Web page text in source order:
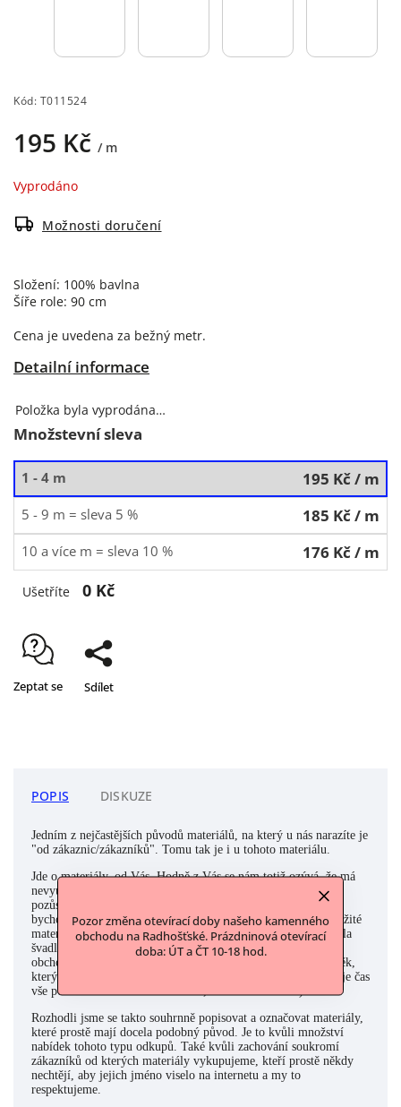
Pozor změna otevírací doby našeho kamenného
obchodu na Radhošťské. Prázdninová otevírací
doba: ÚT a ČT 10-18 hod.
Kód: T011524
195 Kč / m
Vyprodáno
Možnosti doručení
Složení: 100% bavlna
Šíře role: 90 cm
Cena je uvedena za bežný metr.
Detailní informace
Položka byla vyprodána…
Množstevní sleva
1 - 4 m 195 Kč/ m
5 - 9 m = sleva 5 % 185 Kč/ m
10 a více m = sleva 10 % 176 Kč/ m
Ušetříte 0 Kč
Zeptat se Sdílet
POPIS DISKUZE
Jedním z nejčastějších původů materiálů, na který u nás narazíte je
"od zákaznic/zákazníků". Tomu tak je i u tohoto materiálu.
Jde o materiály, od Vás. Hodně z Vás se nám totiž ozývá, že má
nevyužité materiály nebo galanterii (ať své vlastní nebo z
pozůstalosti po některém z členů rodiny a blízkých) a jestli
bychom tyto materiály nechtěli odkoupit. Často to jsou nevyužité
materiály po babičce, která celý život šila, mamince, která byla
švadlena či krejčová nebo někdo z rodiny, kdo třeba s látkami
obchodoval a zavřel své podnikání. A nebo to byl přímo člověk,
který to třeba se svými zásobami přehnal a musel usoudit, že je čas
vše poslat dál a udělat čistku. Ano, známe to všichni:)
Rozhodli jsme se takto souhrnně popisovat a označovat materiály,
které prostě mají docela podobný původ. Je to kvůli množství
nabídek tohoto typu odkupů. Také kvůli zachování soukromí
zákazníků od kterých materiály vykupujeme, kteří prostě někdy
nechtějí, aby jejich jméno viselo na internetu a my to
respektujeme.